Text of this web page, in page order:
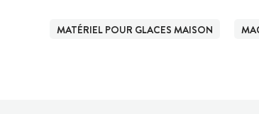
MATÉRIEL POUR GLACES MAISON